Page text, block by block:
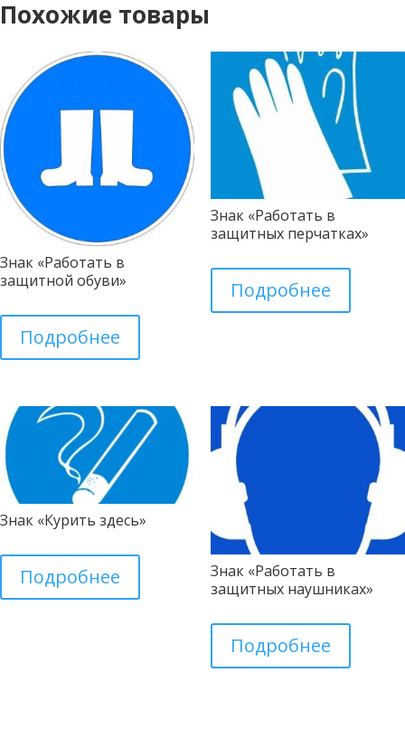
Похожие товары
Знак «Работать в
защитной обуви»
Подробнее
Знак «Работать в
защитных перчатках»
Подробнее
Знак «Курить здесь»
Подробнее
Знак «Работать в
защитных наушниках»
Подробнее